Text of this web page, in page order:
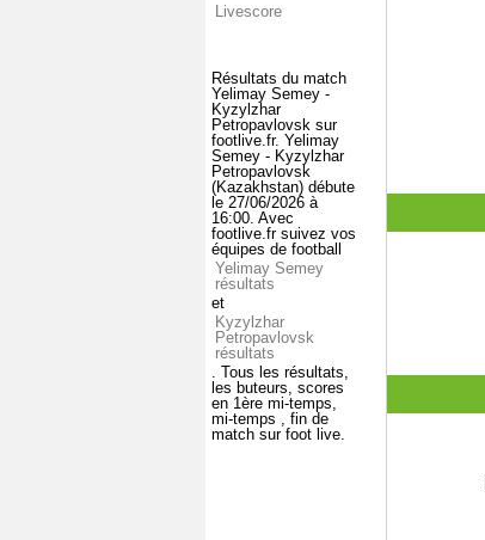
Livescore
Résultats du match
Yelimay Semey -
Kyzylzhar
Petropavlovsk sur
footlive.fr. Yelimay
Semey - Kyzylzhar
Petropavlovsk
(Kazakhstan) débute
le 27/06/2026 à
16:00. Avec
footlive.fr suivez vos
équipes de football
Yelimay Semey
résultats
et
Kyzylzhar
Petropavlovsk
résultats
. Tous les résultats,
les buteurs, scores
en 1ère mi-temps,
mi-temps , fin de
match sur foot live.